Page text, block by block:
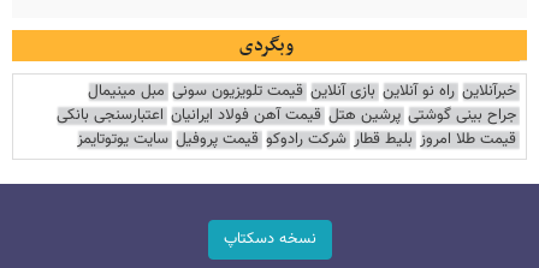
وبگردی
خبرآنلاین راه نو آنلاین بازی آنلاین قیمت تلویزیون سونی مبل مینیمال
جراح بینی گوشتی پرشین هتل قیمت آهن فولاد ایرانیان اعتبارسنجی بانکی
قیمت طلا امروز بلیط قطار شرکت رادوکو قیمت پروفیل سایت یوتوتایمز
نسخه دسکتاپ